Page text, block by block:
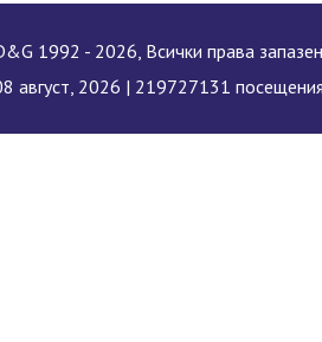
1992 - 2026, Всички права
август, 2026 | 219727131